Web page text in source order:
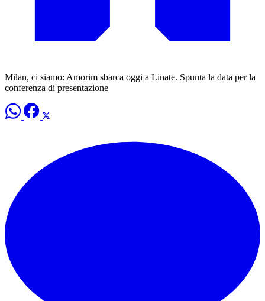
Milan, ci siamo: Amorim sbarca oggi a Linate. Spunta la data per la
conferenza di presentazione